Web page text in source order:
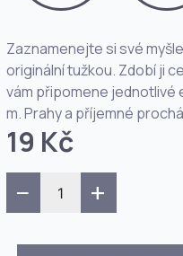
Zaznamenejte si své
originální tužkou. Zdobí ji
vám připomene jednotlivé
m. Prahy a příjemné
19 Kč
−
+